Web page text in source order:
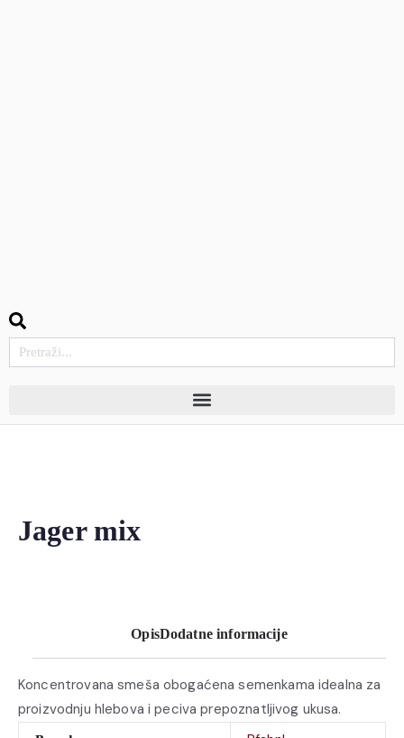
Jager mix
OpisDodatne informacije
Koncentrovana smeša obogaćena semenkama idealna za
proizvodnju hlebova i peciva prepoznatljivog ukusa.